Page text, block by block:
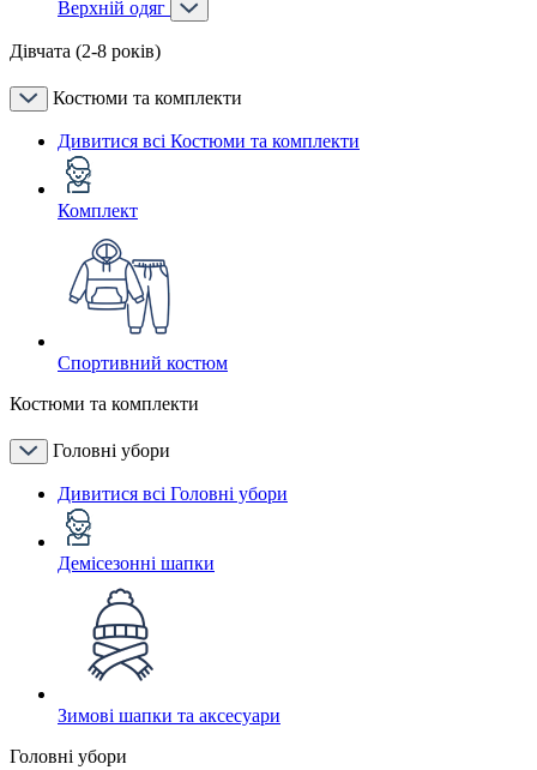
Верхній одяг
Дівчата (2-8 років)
Костюми та комплекти
Дивитися всі Костюми та комплекти
Комплект
Спортивний костюм
Костюми та комплекти
Головні убори
Дивитися всі Головні убори
Демісезонні шапки
Зимові шапки та аксесуари
Головні убори